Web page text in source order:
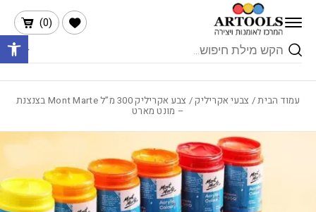
Skip to Content
Products
search
(
0
)
הרשימה שלי
עמוד הבית/ צבעי אקריליק / צבע אקריליק 300 מ”ל Mont Marte בצנצנת
– מונט מארט
בחזרה למעלה